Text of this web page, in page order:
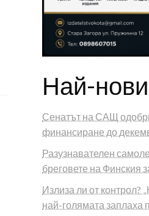
Най-нови
Сенатът на САЩ
финансиране до
Разузнавателен
бреговете на Финския
Излиза ли от контрол?
най-голямата заплаха